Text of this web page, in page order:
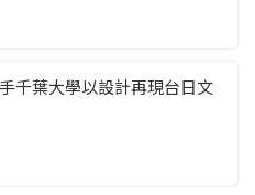
千葉大學以設計再現台日文